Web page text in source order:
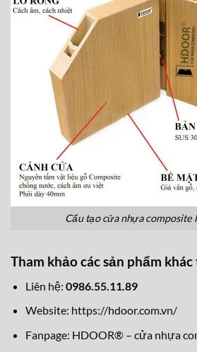
Cấu tạo cửa nhựa composite
Liên hệ:0986.55.11.89
Website:https://hdoor.com.vn/
Fanpage: HDOOR® – cửa nhựa
Nhà máy sản xuất 1: Hòa Nghĩa,